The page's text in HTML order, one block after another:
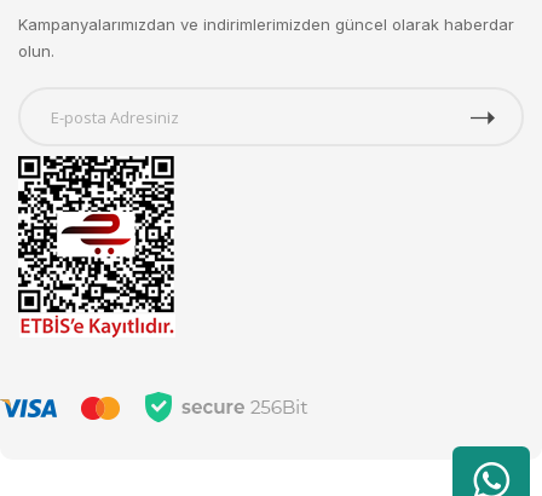
Kampanyalarımızdan ve indirimlerimizden güncel olarak haberdar
olun.